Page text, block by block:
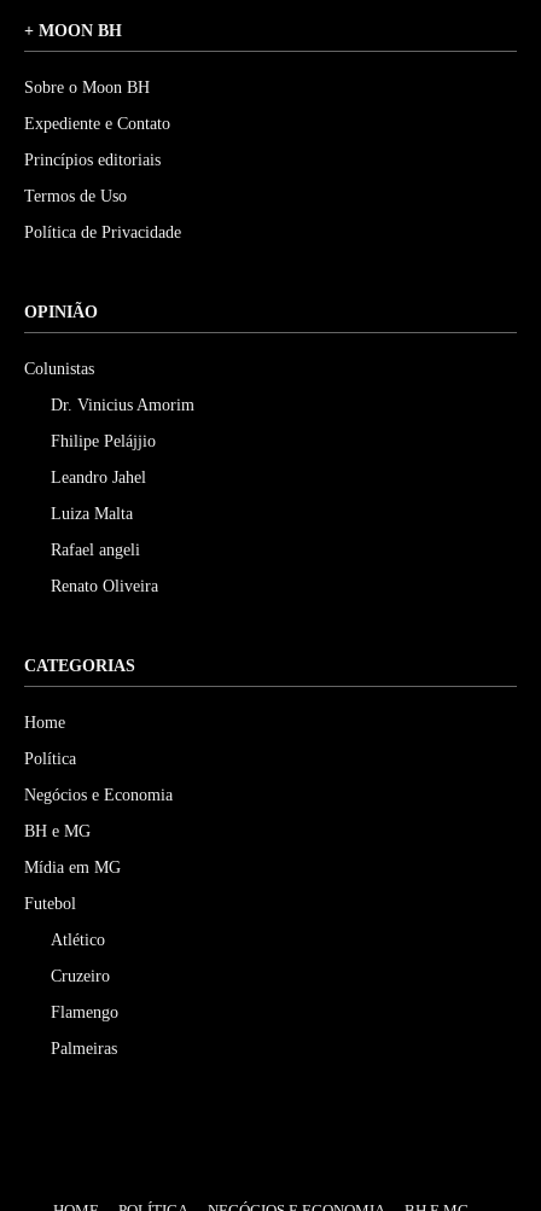
+ MOON BH
Sobre o Moon BH
Expediente e Contato
Princípios editoriais
Termos de Uso
Política de Privacidade
OPINIÃO
Colunistas
Dr. Vinicius Amorim
Fhilipe Pelájjio
Leandro Jahel
Luiza Malta
Rafael angeli
Renato Oliveira
CATEGORIAS
Home
Política
Negócios e Economia
BH e MG
Mídia em MG
Futebol
Atlético
Cruzeiro
Flamengo
Palmeiras